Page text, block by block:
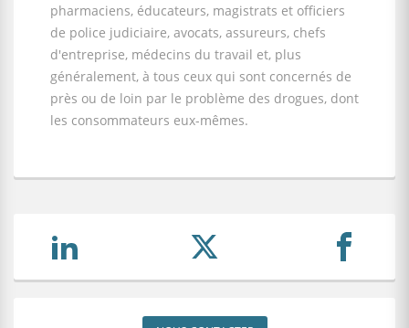
pharmaciens, éducateurs, magistrats et officiers
de police judiciaire, avocats, assureurs, chefs
d'entreprise, médecins du travail et, plus
généralement, à tous ceux qui sont concernés de
près ou de loin par le problème des drogues, dont
les consommateurs eux-mêmes.